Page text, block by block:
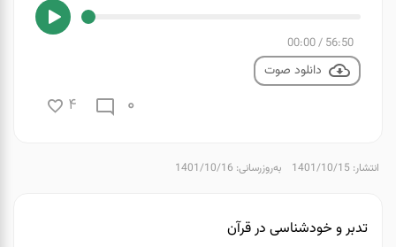
56:50
/
00:00
دانلود صوت
0
4
انتشار: 1401/10/15 به‌روزرسانی: 1401/10/16
تدبر و خودشناسی در قرآن